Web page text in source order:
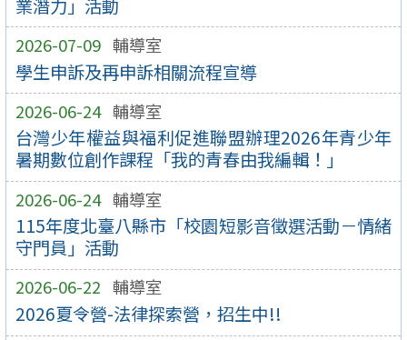
業潛力」活動
2026-07-09 輔導室
學生申訴及再申訴相關流程宣導
2026-06-24 輔導室
台灣少年權益與福利促進聯盟辦理2026年青少年
暑期數位創作課程「我的青春由我編輯！」
2026-06-24 輔導室
115年度北臺八縣市「校園短影音徵選活動－情緒
守門員」活動
2026-06-22 輔導室
2026夏令營-法律探索營，招生中!!